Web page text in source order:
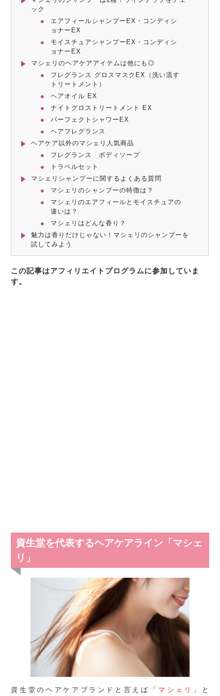
ック
エアフィールシャンプーEX・コンディシ
ョナーEX
モイスチュアシャンプーEX・コンディシ
ョナーEX
マシェリのヘアケアアイテムは他にも◎
フレグランス グロスマスクEX（洗い流す
トリートメント）
ヘアオイル EX
ナイトグロストリートメント EX
パーフェクトシャワーEX
ヘアフレグランス
ヘアケア以外のマシェリ人気商品
フレグランス ボディソープ
トラベルセット
マシェリシャンプーに関するよくある質問
マシェリのシャンプーの特徴は？
マシェリのエアフィールとモイスチュアの
違いは？
マシェリはどんな香り？
魅力は香りだけじゃない！マシェリのシャンプーを
試してみよう
この記事はアフィリエイトプログラムに参加していま
す。
資生堂を代表するヘアケアライン「マシェ
リ」
資生堂のヘアケアブランドと言えば「 マシェリ
」と